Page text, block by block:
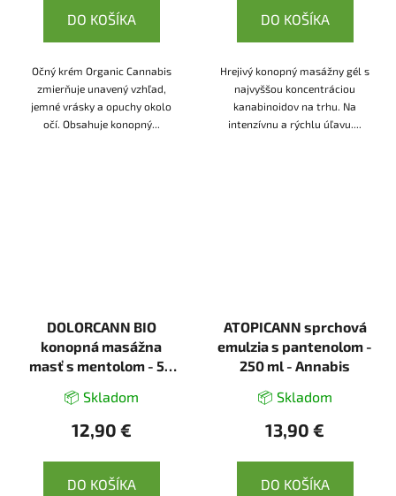
DO KOŠÍKA
Očný krém Organic Cannabis
zmierňuje unavený vzhľad,
jemné vrásky a opuchy okolo
očí. Obsahuje konopný...
DO KOŠÍKA
Hrejivý konopný masážny gél s
najvyššou koncentráciou
kanabinoidov na trhu. Na
intenzívnu a rýchlu úľavu....
DOLORCANN BIO
konopná masážna
masť s mentolom - 50
📦 Skladom
12,90 €
DO KOŠÍKA
ATOPICANN sprchová
emulzia s pantenolom -
250 ml - Annabis
📦 Skladom
13,90 €
DO KOŠÍKA